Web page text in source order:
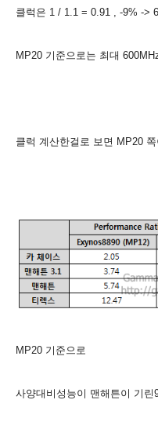
클럭은 1 / 1.1 = 0.91 , -9% ->
MP20 기준으로는 최대
클럭 계산한걸로 보면 MP20
MP20 기준으로
사양대비성능이 맨해튼이 기린